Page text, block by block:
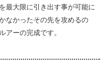
最大限に引き出す事が可能に
なかったその先を攻めるの
アーの完成です。